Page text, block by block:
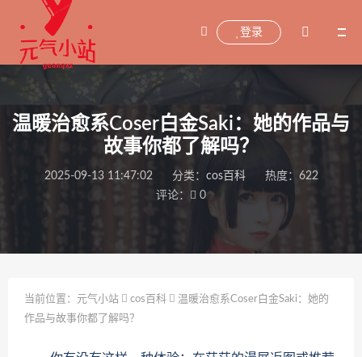
登录
温暖治愈系Coser白金Saki：她的作品与
故事你都了解吗？
2025-09-13 11:47:02 分类： cos百科
热度：622
评论：
0
当前位置： 元气小站 cos百科
温暖治愈系Coser白金Saki：她的
作品与故事你都了解吗？